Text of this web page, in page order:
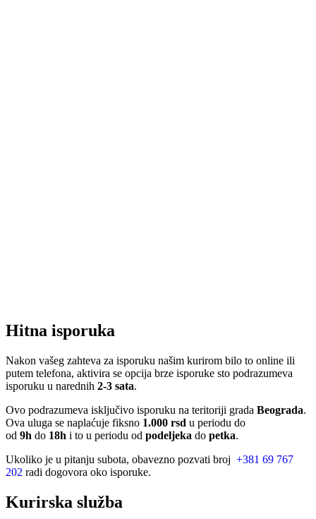
Hitna isporuka
Nakon vašeg zahteva za isporuku našim kurirom bilo to online ili
putem telefona, aktivira se opcija brze isporuke sto podrazumeva
isporuku u narednih 2-3 sata.
Ovo podrazumeva isključivo isporuku na teritoriji grada Beograda.
Ova uluga se naplaćuje fiksno 1.000 rsd u periodu do
od 9h do 18h i to u periodu od podeljeka do petka.
Ukoliko je u pitanju subota, obavezno pozvati broj +381 69 767
202 radi dogovora oko isporuke.
Kurirska služba